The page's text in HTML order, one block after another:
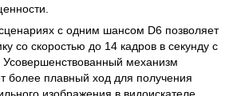
с одним шансом D6 позволяет
со скоростью до 14 кадров в секунду с
механизм
более плавный ход для получения
изображения в видоискателе.